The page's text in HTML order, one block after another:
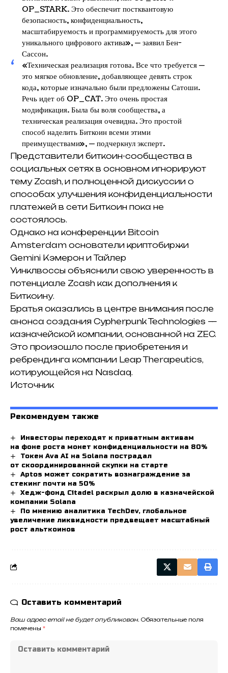
OP_STARK. Это обеспечит постквантовую
безопасность, конфиденциальность,
масштабируемость и программируемость для этого
уникального цифрового актива», — заявил Бен-
Сассон.
«Техническая реализация готова. Все что требуется —
это мягкое обновление, добавляющее девять строк
кода, которые изначально были предложены Сатоши.
Речь идет об OP_CAT. Это очень простая
модификация. Была бы воля сообщества, а
техническая реализация очевидна. Это простой
способ наделить Биткоин всеми этими
преимуществами», — подчеркнул эксперт.
Представители биткоин-сообщества в
социальных сетях в основном игнорируют
тему Zcash, и полноценной дискуссии о
способах улучшения конфиденциальности
платежей в сети Биткоин пока не
состоялось.
Однако на конференции Bitcoin
Amsterdam основатели криптобиржи
Gemini Кэмерон и Тайлер
Уинклвоссы объяснили свою уверенность в
потенциале Zcash как дополнения к
Биткоину.
Братья оказались в центре внимания после
анонса создания Cypherpunk Technologies —
казначейской компании, основанной на ZEC.
Это произошло после приобретения и
ребрендинга компании Leap Therapeutics,
котирующейся на Nasdaq.
Источник
Рекомендуем также
Инвесторы переходят к приватным активам
на фоне роста монет конфиденциальности на 80%
Токен Ava AI на Solana пострадал
от скоординированной скупки на старте
Aptos может сократить вознаграждение за
стекинг почти на 50%
Хедж-фонд Citadel раскрыл долю в казначейской
компании Solana
По мнению аналитика TechDev, глобальное
увеличение ликвидности предвещает масштабный
рост альткоинов
Оставить комментарий
Ваш адрес email не будет опубликован. Обязательные поля
помечены *